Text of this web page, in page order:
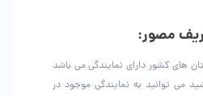
مصور:
های کشور دارای نمایندگی می باشد
می توانید به نمایندگی موجود در